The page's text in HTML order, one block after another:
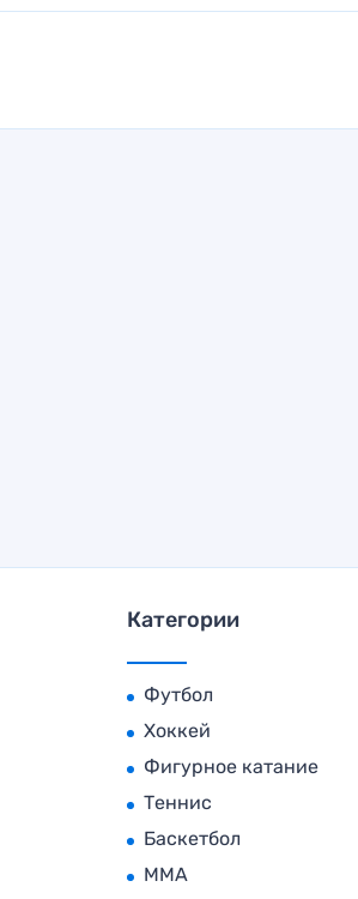
Категории
Футбол
Хоккей
Фигурное катание
Теннис
Баскетбол
MMA